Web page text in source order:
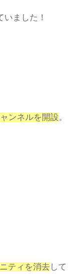
ました！
ンネルを開設。
ティを消去して